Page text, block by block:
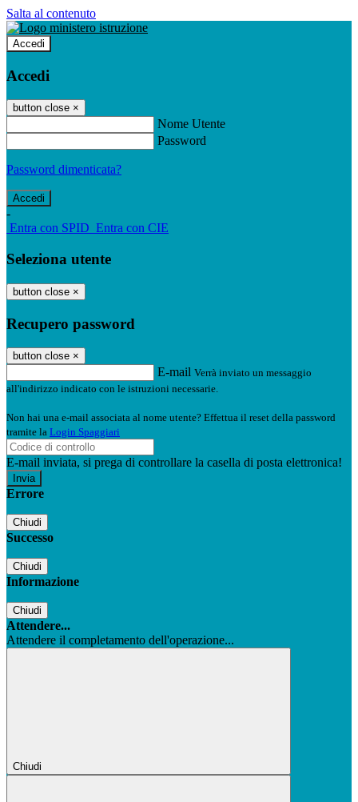
Salta al contenuto
Accedi
Accedi
button close ×
Nome Utente
Password
Password dimenticata?
-
Entra con SPID Entra con CIE
Seleziona utente
button close ×
Recupero password
button close ×
E-mail Verrà inviato un messaggio
all'indirizzo indicato con le istruzioni necessarie.
Non hai una e-mail associata al nome utente? Effettua il reset della password
tramite la Login Spaggiari
E-mail inviata, si prega di controllare la casella di posta elettronica!
Errore
Chiudi
Successo
Chiudi
Informazione
Chiudi
Attendere...
Attendere il completamento dell'operazione...
Chiudi